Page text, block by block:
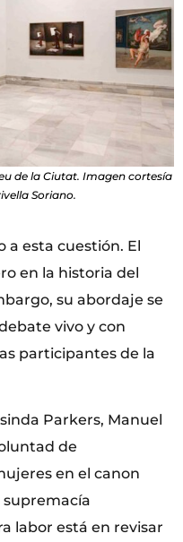
de la Ciutat. Imagen cortesía
Soriano.
a esta cuestión. El
en la historia del
su abordaje se
vivo y con
participantes de la
Parkers, Manuel
de
en el canon
labor está en revisar